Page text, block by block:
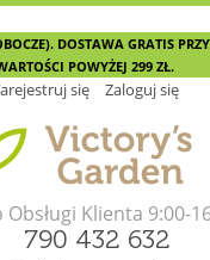
DOSTAWA GRATIS
POWYŻEJ 299 ZŁ.
się Zaloguj się
Obsługi Klienta 9:00-
790 432 632